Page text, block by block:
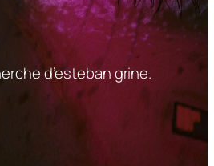
d’esteban grine.